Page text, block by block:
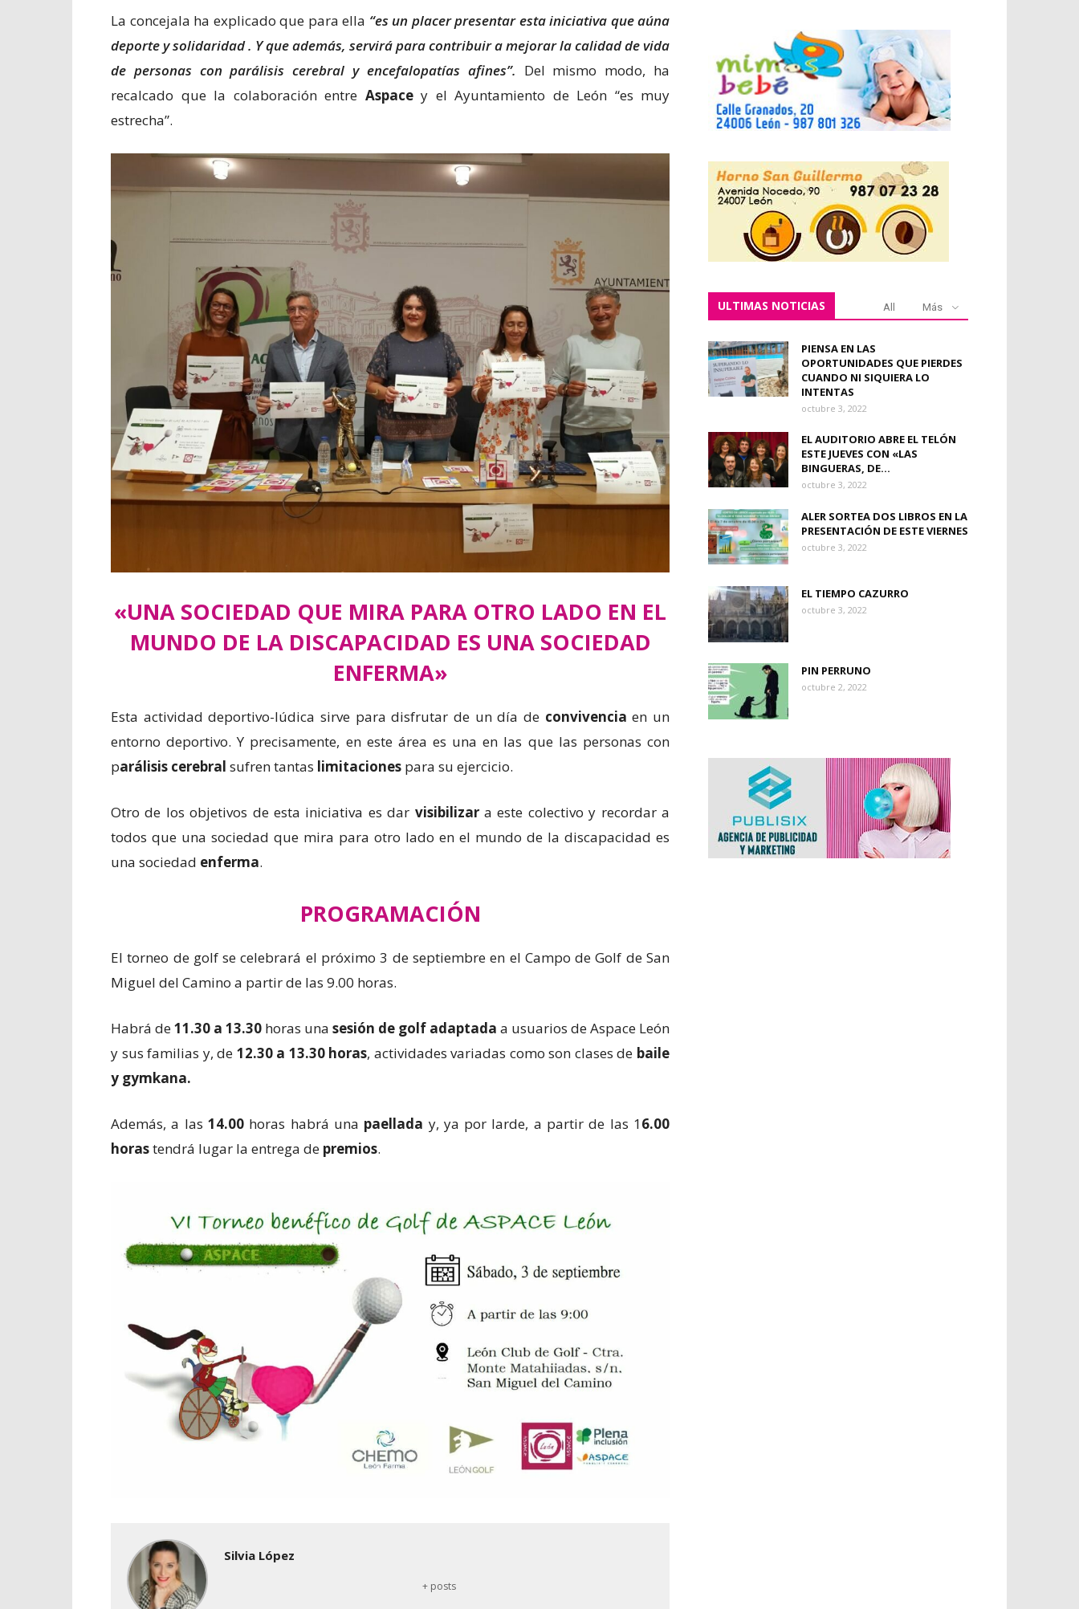
La concejala ha explicado que para ella “es un placer presentar esta iniciativa que aúna
deporte y solidaridad . Y que además, servirá para contribuir a mejorar la calidad de vida
de personas con parálisis cerebral y encefalopatías afines”. Del mismo modo, ha
recalcado que la colaboración entre Aspacey el Ayuntamiento de León “es muy
estrecha”.
«UNA SOCIEDAD QUE MIRA PARA OTRO LADO EN EL
MUNDO DE LA DISCAPACIDAD ES UNA SOCIEDAD
ENFERMA»
Esta actividad deportivo-lúdica sirve para disfrutar de un día de convivencia en un
entorno deportivo. Y precisamente, en este área es una en las que las personas con
parálisis cerebral sufren tantas limitaciones para su ejercicio.
Otro de los objetivos de esta iniciativa es dar visibilizara este colectivo y recordar a
todos que una sociedad que mira para otro lado en el mundo de la discapacidad es
una sociedad enferma.
PROGRAMACIÓN
El torneo de golf se celebrará el próximo 3 de septiembre en el Campo de Golf de San
Miguel del Camino a partir de las 9.00 horas.
Habrá de11.30 a 13.30 horas una sesión de golf adaptada a usuarios de Aspace León
y sus familias y, de 12.30 a 13.30 horas, actividades variadas como son clases de baile
y gymkana.
Además, a las 14.00horas habrá una paellada y, ya por larde, a partir de las 16.00
horastendrá lugar la entrega de premios.
Silvia López
+ posts
ULTIMAS NOTICIAS All Más
PIENSA EN LAS
OPORTUNIDADES QUE PIERDES
CUANDO NI SIQUIERA LO
INTENTAS
octubre 3, 2022
EL AUDITORIO ABRE EL TELÓN
ESTE JUEVES CON «LAS
BINGUERAS, DE...
octubre 3, 2022
ALER SORTEA DOS LIBROS EN LA
PRESENTACIÓN DE ESTE VIERNES
octubre 3, 2022
EL TIEMPO CAZURRO
octubre 3, 2022
PIN PERRUNO
octubre 2, 2022